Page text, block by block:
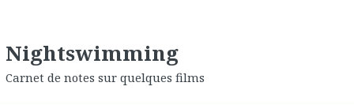
Nightswimming
Carnet de notes sur quelques films